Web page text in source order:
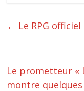
← Le RPG
Le prometteur «
montre